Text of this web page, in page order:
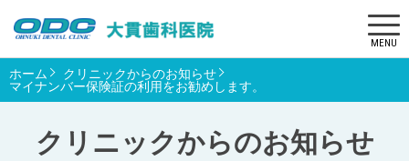
MENU
クリニックからのお知らせ
ホーム
クリニックからのお知らせ
マイナンバー保険証の利用をお勧めします。